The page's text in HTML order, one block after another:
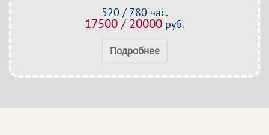
520 / 780 час.
17500 / 20000 руб.
Подробнее